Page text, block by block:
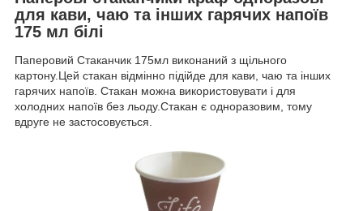
для кави, чаю та інших гарячих напоїв
175 мл білі
Паперовий Стаканчик 175мл виконаний з щільного
картону.Цей стакан відмінно підійде для кави, чаю та інших
гарячих напоїв. Стакан можна використовувати і для
холодних напоїв без льоду.Стакан є одноразовим, тому
вдруге не застосовується.